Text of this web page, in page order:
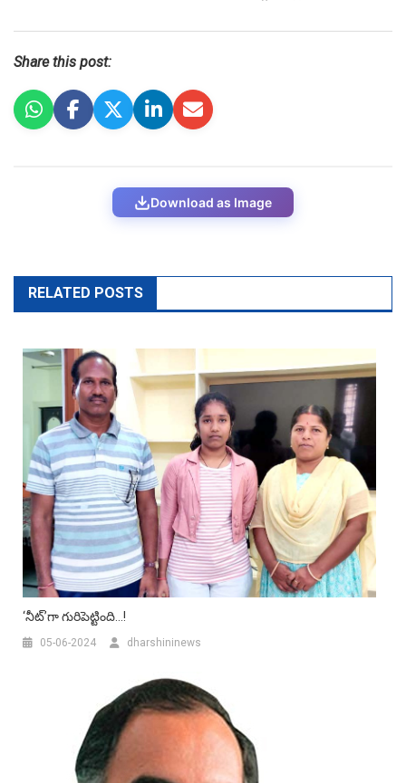
Share this post:
Download as Image
RELATED POSTS
‘నీట్‌’గా గురిపెట్టింది…!
05-06-2024 dharshininews